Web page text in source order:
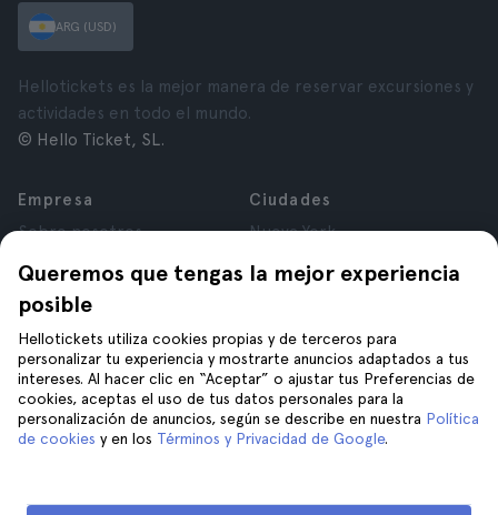
Queremos que tengas la mejor experiencia
posible
Hellotickets utiliza cookies propias y de terceros para
personalizar tu experiencia y mostrarte anuncios adaptados a tus
intereses. Al hacer clic en “Aceptar” o ajustar tus Preferencias de
cookies, aceptas el uso de tus datos personales para la
personalización de anuncios, según se describe en nuestra Política
de cookies y en los Términos y Privacidad de Google.
ARG (USD)
Hellotickets es la mejor manera de reservar excursiones y
actividades en todo el mundo.
© Hello Ticket, SL.
Empresa
Sobre nosotros
Afiliados
Opiniones
Privacidad
Términos y Condiciones
Aviso Legal
Cookies
Ciudades
Nueva York
París
Granada
Cracovia
Tenerife
Ayuda